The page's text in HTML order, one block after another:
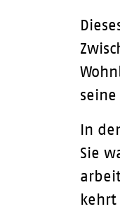
In
Sie
kehrt